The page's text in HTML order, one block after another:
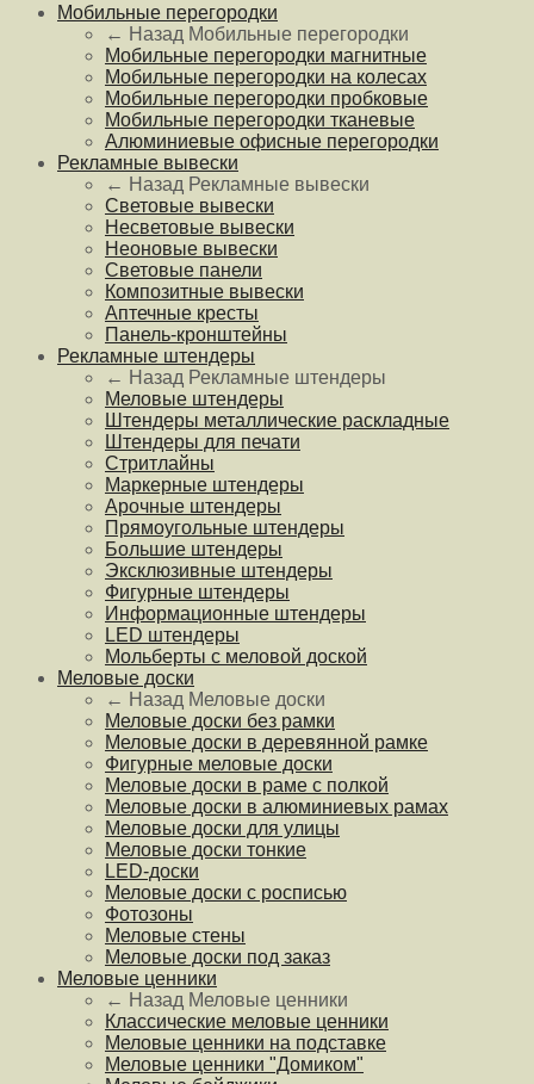
Мобильные перегородки
← Назад Мобильные перегородки
Мобильные перегородки магнитные
Мобильные перегородки на колесах
Мобильные перегородки пробковые
Мобильные перегородки тканевые
Алюминиевые офисные перегородки
Рекламные вывески
← Назад Рекламные вывески
Световые вывески
Несветовые вывески
Неоновые вывески
Световые панели
Композитные вывески
Аптечные кресты
Панель-кронштейны
Рекламные штендеры
← Назад Рекламные штендеры
Меловые штендеры
Штендеры металлические раскладные
Штендеры для печати
Стритлайны
Маркерные штендеры
Арочные штендеры
Прямоугольные штендеры
Большие штендеры
Эксклюзивные штендеры
Фигурные штендеры
Информационные штендеры
LED штендеры
Мольберты с меловой доской
Меловые доски
← Назад Меловые доски
Меловые доски без рамки
Меловые доски в деревянной рамке
Фигурные меловые доски
Меловые доски в раме с полкой
Меловые доски в алюминиевых рамах
Меловые доски для улицы
Меловые доски тонкие
LED-доски
Меловые доски с росписью
Фотозоны
Меловые стены
Меловые доски под заказ
Меловые ценники
← Назад Меловые ценники
Классические меловые ценники
Меловые ценники на подставке
Меловые ценники "Домиком"